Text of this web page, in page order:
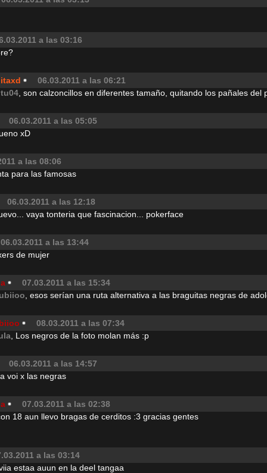
a las 03:16
06.03.2011 a las 06:21
, son calzoncillos en diferentes tamaño, quitando los pañales del
06.03.2011 a las 05:05
xD
a las 08:06
para las famosas
06.03.2011 a las 12:18
vaya tonteria que fascinacion... pokerface
06.03.2011 a las 13:44
de mujer
07.03.2011 a las 15:34
, esos serían una ruta alternativa a las braguitas negras de
08.03.2011 a las 07:34
, Los negros de la foto molan más :p
06.03.2011 a las 14:57
voi x las negras
07.03.2011 a las 02:38
18 aun llevo bragas de cerditos :3 gracias gentes
a las 03:14
estaa auun en la deel tangaa